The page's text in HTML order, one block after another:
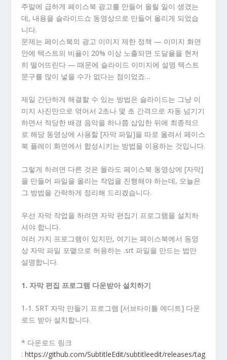
주말에 급하게 페이스북 광고를 만들어 올릴 일이 생겼는
데, 내용을 슬라이드쇼 동영상으로 만들어 올리게 되었습
니다.
문제는 페이스북의 광고 이미지 제한 정책 — 이미지 화면
안에 텍스트의 비율이 20% 이상 노출되면 도달율을 현저
히 떨어뜨린다 — 때문에 슬라이드 이미지에 설명 텍스트
문구를 많이 넣을 수가 없다는 점이었죠…
제일 간단하게 해결할 수 있는 방법은 슬라이드는 그냥 이
미지 사진만으로 엮어서 2초나 몇 초 간격으로 자동 넘기기
하면서 적당한 배경 음악을 하나쯤 삽입한 뒤에 최종적으
로 해당 동영상에 사용할 [자막 파일]을 따로 올려서 페이스
북 플레이 화면에서 합성시키는 방법을 이용하는 것입니다.
그렇게 하려면 다른 것은 몰라도 페이스북 동영상에 [자막]
을 만들어 파일을 올리는 작업을 진행해야 하는데, 오늘은
그 방법을 간략하게 정리해 드리겠습니다.
우선 자막 작업을 하려면 자막 편집기 프로그램을 설치하
셔야 합니다.
여러 가지 프로그램이 있지만, 여기는 페이스북에서 동영
상 자막 파일 포맽으로 허용하는 .srt 파일을 만드는 법만
설명합니다.
1. 자막 편집 프로그램 다운받아 설치하기
1-1. SRT 자막 만들기 프로그램 [서브타이틀 에디트] 다운
로드 받아 설치합니다.
* 다운로드 링크
:https://github.com/SubtitleEdit/subtitleedit/releases/tag